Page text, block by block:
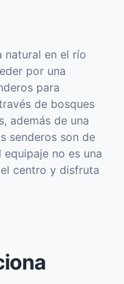
natural en el río
por una
para
de bosques
además de una
senderos son de
no es una
centro y disfruta